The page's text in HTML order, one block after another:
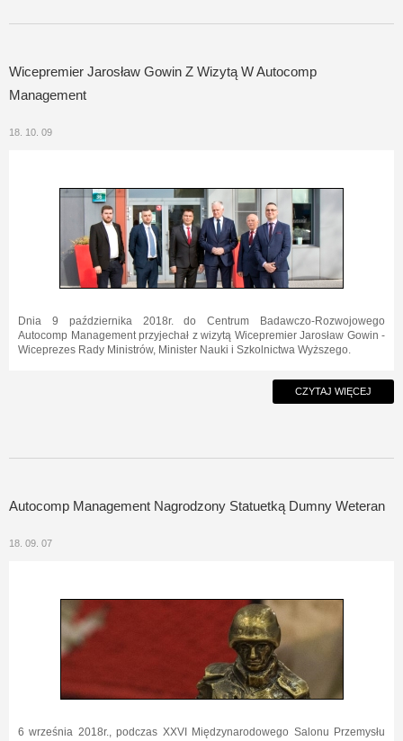
Wicepremier Jarosław Gowin Z Wizytą W Autocomp
Management
18. 10. 09
Dnia 9 października 2018r. do Centrum Badawczo-Rozwojowego
Autocomp Management przyjechał z wizytą Wicepremier Jarosław Gowin -
Wiceprezes Rady Ministrów, Minister Nauki i Szkolnictwa Wyższego.
CZYTAJ WIĘCEJ
Autocomp Management Nagrodzony Statuetką Dumny Weteran
18. 09. 07
6 września 2018r., podczas XXVI Międzynarodowego Salonu Przemysłu